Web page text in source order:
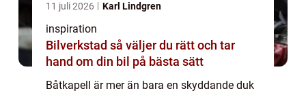
11 juli 2026 Karl Lindgren
inspiration
Bilverkstad så väljer du rätt och tar
hand om din bil på bästa sätt
Båtkapell är mer än bara en skyddande duk